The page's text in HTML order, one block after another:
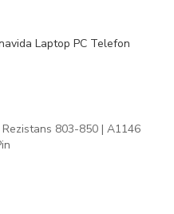
Laptop PC Telefon